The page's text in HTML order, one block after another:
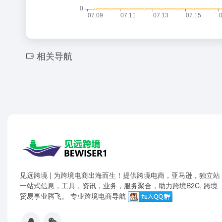
相关导航
见远跨境 | 为跨境电商出海而生！提供跨境电商，亚马逊，独立站
一站式信息，工具，资讯，业务，服务聚合，助力跨境B2C, 跨境
贸易事业腾飞。 专业跨境电商导航